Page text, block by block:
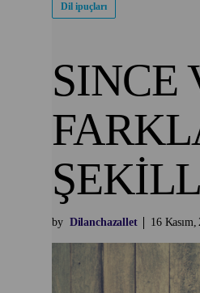
Dil ipuçları
SINCE
by Dilanchazallet 16 Kasım